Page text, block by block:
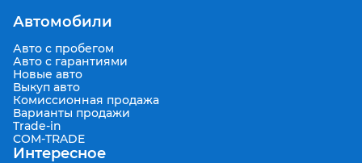
Автомобили
Авто с пробегом
Авто с гарантиями
Новые авто
Выкуп авто
Комиссионная продажа
Варианты продажи
Trade-in
COM-TRADE
Интересное